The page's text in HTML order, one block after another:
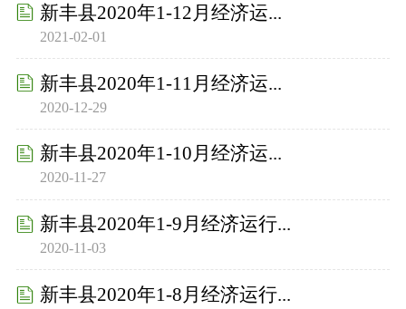
新丰县2020年1-12月经济运...
2021-02-01
新丰县2020年1-11月经济运...
2020-12-29
新丰县2020年1-10月经济运...
2020-11-27
新丰县2020年1-9月经济运行...
2020-11-03
新丰县2020年1-8月经济运行...